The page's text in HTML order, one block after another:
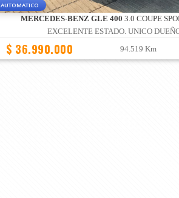
AUTOMATICO
MERCEDES-BENZ GLE 400 3.0 COUPE
EXCELENTE ESTADO. UNICO
$ 36.990.000 94.519 Km